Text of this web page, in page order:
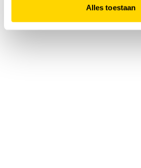
Alles toestaan